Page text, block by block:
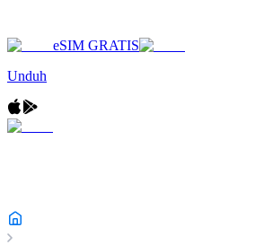
eSIM GRATIS
Unduh